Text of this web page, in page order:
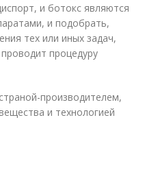
и ботокс являются
и подобрать,
тех или иных задач,
процедуру
производителем,
и технологией